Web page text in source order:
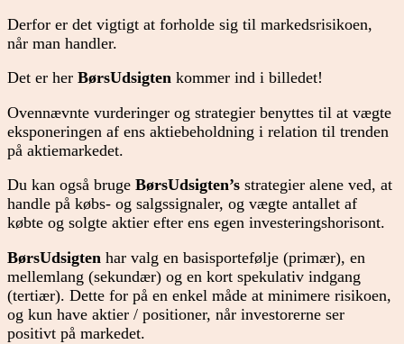
Derfor er det vigtigt at forholde sig til markedsrisikoen,
når man handler.
Det er her BørsUdsigten kommer ind i billedet!
Ovennævnte vurderinger og strategier benyttes til at vægte
eksponeringen af ens aktiebeholdning i relation til trenden
på aktiemarkedet.
Du kan også bruge BørsUdsigten’s strategier alene ved, at
handle på købs- og salgssignaler, og vægte antallet af
købte og solgte aktier efter ens egen investeringshorisont.
BørsUdsigten har valg en basisportefølje (primær), en
mellemlang (sekundær) og en kort spekulativ indgang
(tertiær). Dette for på en enkel måde at minimere risikoen,
og kun have aktier / positioner, når investorerne ser
positivt på markedet.